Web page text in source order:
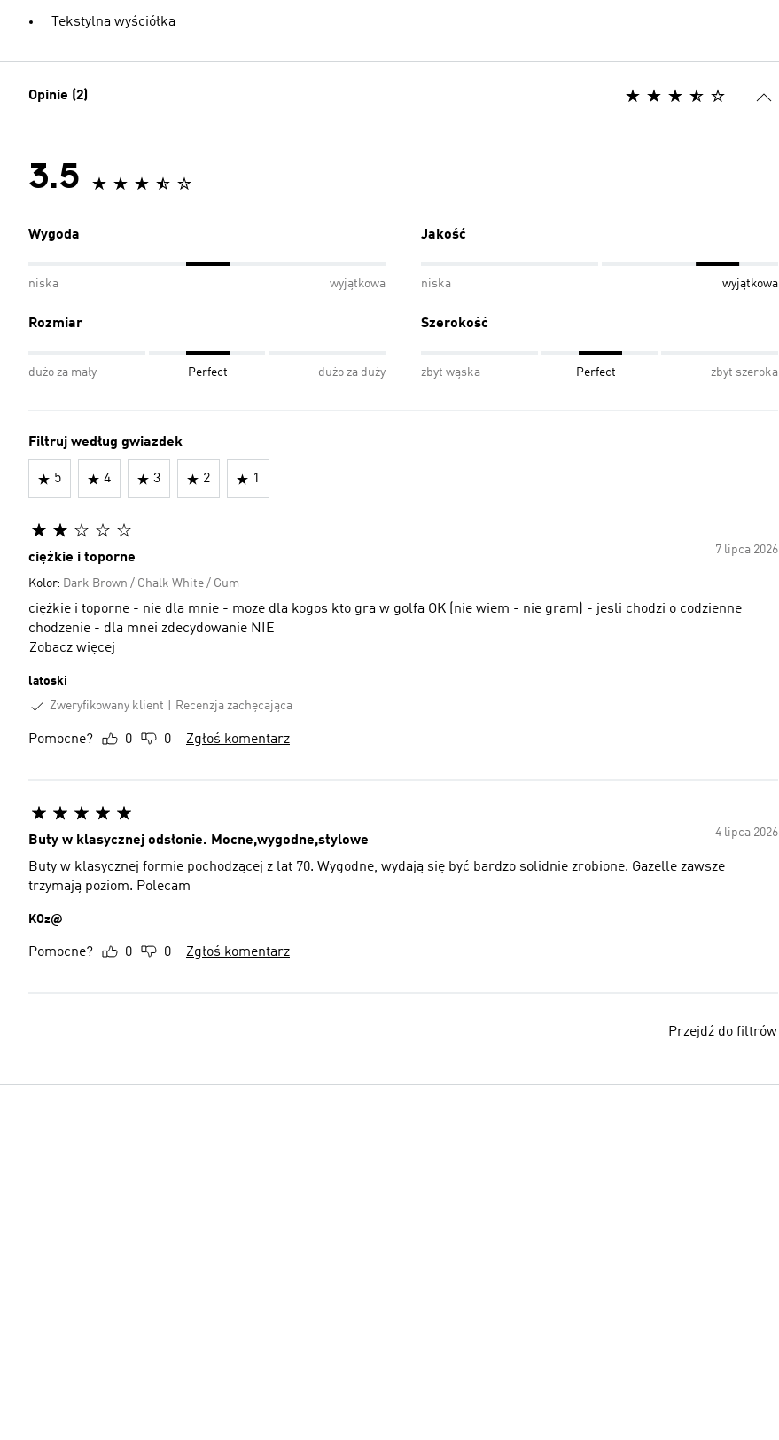
Tekstylna wyściółka
Opinie (2)
3.5
Wygoda
niska wyjątkowa
Jakość
niska wyjątkowa
Rozmiar
dużo za mały Perfect dużo za duży
Szerokość
zbyt wąska Perfect zbyt szeroka
Filtruj według gwiazdek
5 4 3 2 1
7 lipca 2026
ciężkie i toporne
Kolor: Dark Brown / Chalk White / Gum
ciężkie i toporne - nie dla mnie - moze dla kogos kto gra w golfa OK (nie wiem - nie gram) - jesli chodzi o codzienne
chodzenie - dla mnei zdecydowanie NIE
Zobacz więcej
latoski
Zweryfikowany klient
Recenzja zachęcająca
Pomocne? 0 0 Zgłoś komentarz
4 lipca 2026
Buty w klasycznej odsłonie. Mocne,wygodne,stylowe
Buty w klasycznej formie pochodzącej z lat 70. Wygodne, wydają się być bardzo solidnie zrobione. Gazelle zawsze
trzymają poziom. Polecam
KOz@
Pomocne? 0 0 Zgłoś komentarz
Przejdź do filtrów